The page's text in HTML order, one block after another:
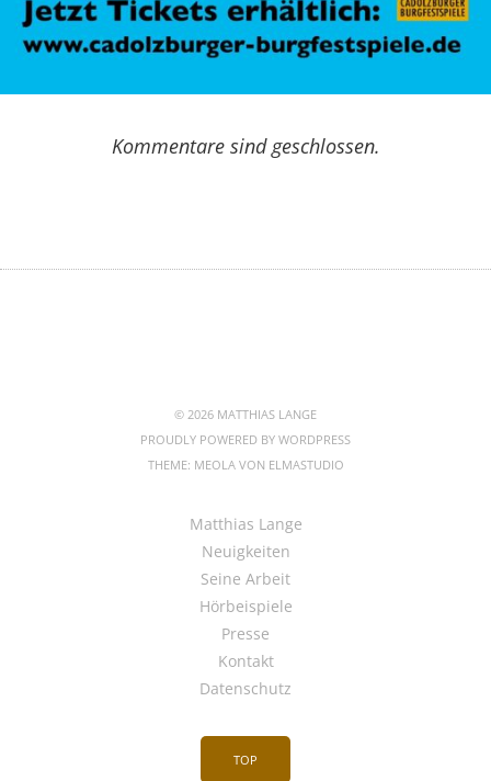
Kommentare sind geschlossen.
© 2026 MATTHIAS LANGE
PROUDLY POWERED BY WORDPRESS
THEME: MEOLA VON ELMASTUDIO
Matthias Lange
Neuigkeiten
Seine Arbeit
Hörbeispiele
Presse
Kontakt
Datenschutz
TOP